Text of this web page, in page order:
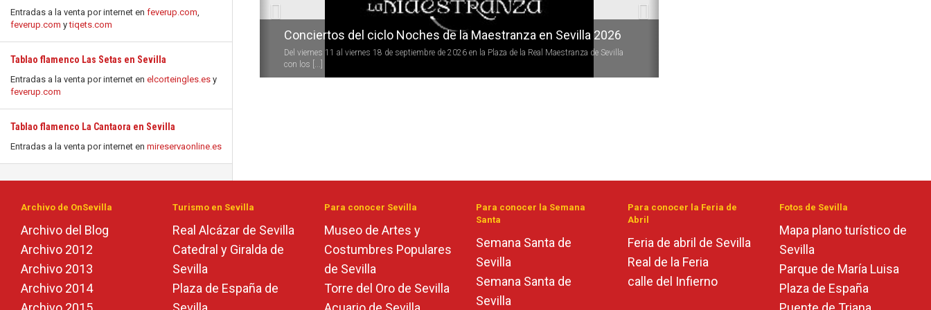
Entradas a la venta por internet en feverup.com,
feverup.com ytiqets.com
Tablao flamenco Las Setas en Sevilla
Entradas a la venta por internet en elcorteingles.es y
feverup.com
Tablao flamenco La Cantaora en Sevilla
Entradas a la venta por internet en mireservaonline.es
Conciertos del ciclo Noches de la Maestranza en Sevilla 2026
Del viernes 11 al viernes 18 de septiembre de 2026 en la Plaza de la Real Maestranza de Sevilla
con los [...]
Archivo de OnSevilla
Archivo del Blog
Archivo 2012
Archivo 2013
Archivo 2014
Turismo en Sevilla
Real Alcázar de Sevilla
Catedral y Giralda de
Sevilla
Plaza de España de
Para conocer Sevilla
Museo de Artes y
Costumbres Populares
de Sevilla
Torre del Oro de Sevilla
Para conocer la Semana
Santa
Semana Santa de
Sevilla
Semana Santa de
Sevilla
Para conocer la Feria de
Abril
Feria de abril de Sevilla
Real de la Feria
calle del Infierno
Fotos de Sevilla
Mapa plano turístico de
Sevilla
Parque de María Luisa
Plaza de España